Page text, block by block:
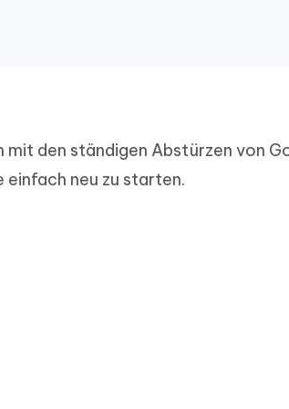
den ständigen Abstürzen von
einfach neu zu starten.